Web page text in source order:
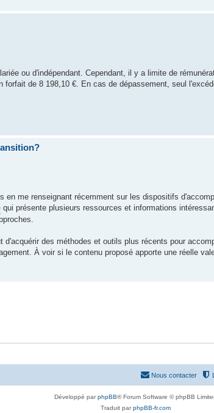
ou d'indépendant. Cependant, il y a limite de
de 8 198,10 €. En cas de dépassement, seul
me renseignant récemment sur les dispositifs
qui présente plusieurs ressources et informations
des méthodes et outils plus récents pour
À voir si le contenu proposé apporte une réelle
Nous contacter
Développé parphpBB® Forum Software © phpBB
Traduit parphpBB-fr.com